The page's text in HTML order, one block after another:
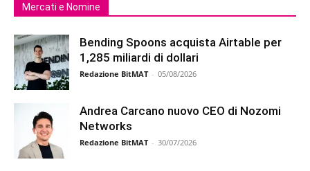
Mercati e Nomine
Bending Spoons acquista Airtable per
1,285 miliardi di dollari
Redazione BitMAT - 05/08/2026
Andrea Carcano nuovo CEO di Nozomi
Networks
Redazione BitMAT - 30/07/2026